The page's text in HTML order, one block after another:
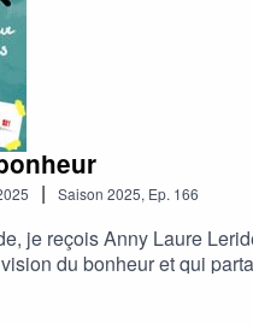
| Saison 2025, Ep. 166
je reçois Anny Laure
du bonheur et qui
rendez-vous sur notre
en sorte que Radio